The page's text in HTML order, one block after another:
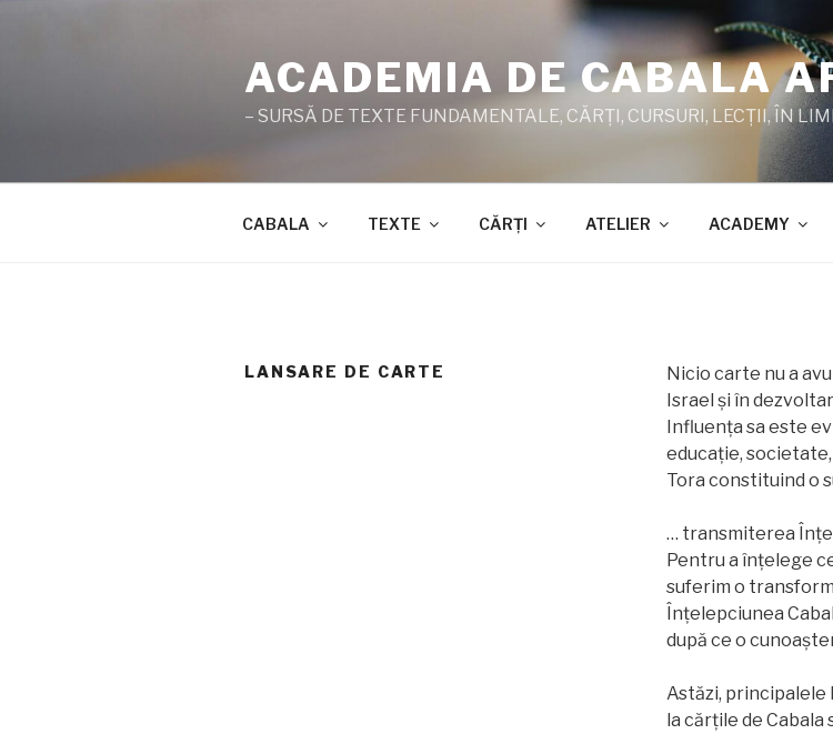
ACADEMIA DE CABALA
– SURSĂ DE TEXTE FUNDAMENTALE, CĂRŢI, CURSURI, LECŢII, ÎN
CABALA TEXTE CĂRŢI ATELIER ACADEMY
LANSARE DE CARTE
Nicio carte nu a
Israel și în
Influența sa este
educație,
Tora constituind o
… transmiterea
Pentru a înțelege
suferim o
Înțelepciunea
după ce o
Astăzi, principalele
la cărțile de Cabala